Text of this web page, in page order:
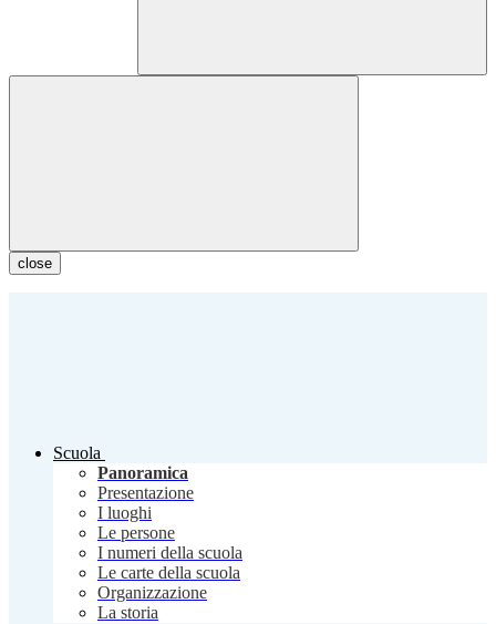
close
Scuola
Panoramica
Presentazione
I luoghi
Le persone
I numeri della scuola
Le carte della scuola
Organizzazione
La storia